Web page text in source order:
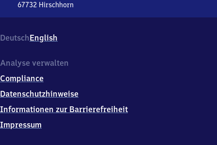
67732 Hirschhorn
Weilerbacher
Str.
6
7
3
Hirschhorn
DeutschEnglish
Analyse verwalten
Compliance
Datenschutzhinweise
Informationen zur Barrierefreiheit
Impressum